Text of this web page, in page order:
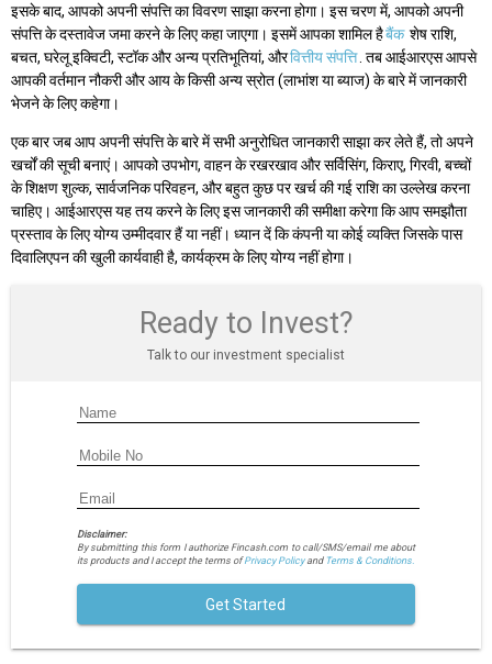
इसके बाद, आपको अपनी संपत्ति का विवरण साझा करना होगा। इस चरण में, आपको अपनी
संपत्ति के दस्तावेज जमा करने के लिए कहा जाएगा। इसमें आपका शामिल हैबैंक शेष राशि,
बचत, घरेलू इक्विटी, स्टॉक और अन्य प्रतिभूतियां, औरवित्तीय संपत्ति. तब आईआरएस आपसे
आपकी वर्तमान नौकरी और आय के किसी अन्य स्रोत (लाभांश या ब्याज) के बारे में जानकारी
भेजने के लिए कहेगा।
एक बार जब आप अपनी संपत्ति के बारे में सभी अनुरोधित जानकारी साझा कर लेते हैं, तो अपने
खर्चों की सूची बनाएं। आपको उपभोग, वाहन के रखरखाव और सर्विसिंग, किराए, गिरवी, बच्चों
के शिक्षण शुल्क, सार्वजनिक परिवहन, और बहुत कुछ पर खर्च की गई राशि का उल्लेख करना
चाहिए। आईआरएस यह तय करने के लिए इस जानकारी की समीक्षा करेगा कि आप समझौता
प्रस्ताव के लिए योग्य उम्मीदवार हैं या नहीं। ध्यान दें कि कंपनी या कोई व्यक्ति जिसके पास
दिवालिएपन की खुली कार्यवाही है, कार्यक्रम के लिए योग्य नहीं होगा।
Ready to Invest?
Talk to our investment specialist
Disclaimer:
By submitting this form I authorize Fincash.com to call/SMS/email me about
its products and I accept the terms ofPrivacy Policyand Terms & Conditions.
Get Started